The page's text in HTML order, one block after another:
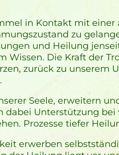
in Kontakt mit
zu
und Heilung
Wissen. Die Kraft der
zurück zu unserem
Seele, erweitern
Unterstützung
Prozesse tiefer
erwerben